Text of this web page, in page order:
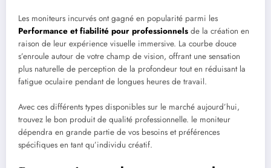
Les moniteurs incurvés ont gagné en popularité parmi les
Performance et fiabilité pour professionnels de la création en
raison de leur expérience visuelle immersive. La courbe douce
s’enroule autour de votre champ de vision, offrant une sensation
plus naturelle de perception de la profondeur tout en réduisant la
fatigue oculaire pendant de longues heures de travail.
Avec ces différents types disponibles sur le marché aujourd’hui,
trouvez le bon produit de qualité professionnelle. le moniteur
dépendra en grande partie de vos besoins et préférences
spécifiques en tant qu’individu créatif.